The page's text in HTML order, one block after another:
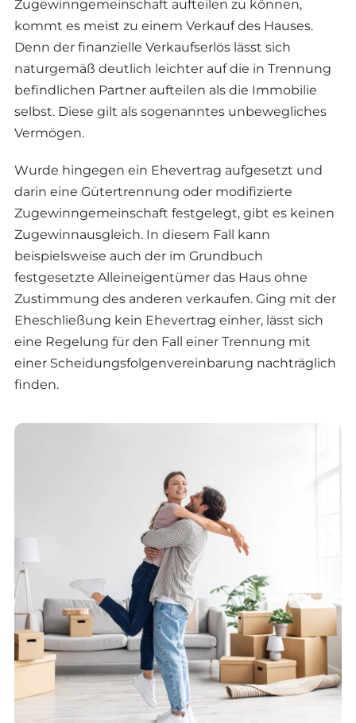
Zugewinngemeinschaft aufteilen zu können,
kommt es meist zu einem Verkauf des Hauses.
Denn der finanzielle Verkaufserlös lässt sich
naturgemäß deutlich leichter auf die in Trennung
befindlichen Partner aufteilen als die Immobilie
selbst. Diese gilt als sogenanntes unbewegliches
Vermögen.
Wurde hingegen ein Ehevertrag aufgesetzt und
darin eine Gütertrennung oder modifizierte
Zugewinngemeinschaft festgelegt, gibt es keinen
Zugewinnausgleich. In diesem Fall kann
beispielsweise auch der im Grundbuch
festgesetzte Alleineigentümer das Haus ohne
Zustimmung des anderen verkaufen. Ging mit der
Eheschließung kein Ehevertrag einher, lässt sich
eine Regelung für den Fall einer Trennung mit
einer Scheidungsfolgenvereinbarung nachträglich
finden.